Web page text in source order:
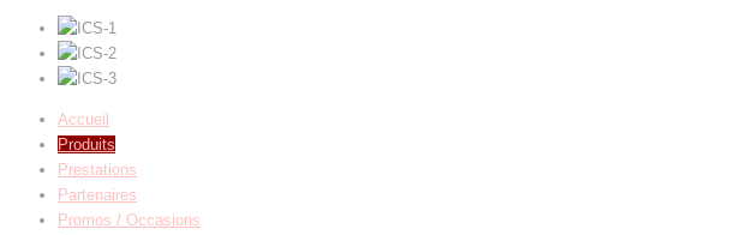
Accueil
Produits
Prestations
Partenaires
Promos / Occasions